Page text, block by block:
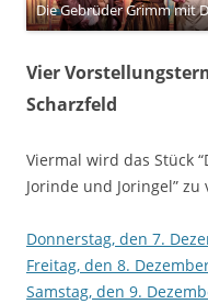
Die Gebrüder Grimm mit
Vier
Scharzfeld
Viermal wird das Stück
Jorinde und Joringel”
Donnerstag, den 7.
Freitag, den 8.
Samstag, den 9.